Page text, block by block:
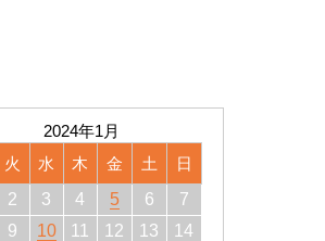
2024年1月
火 水 木 金 土
日
2 3 4 5 6
7
9 10 11 12 13
14